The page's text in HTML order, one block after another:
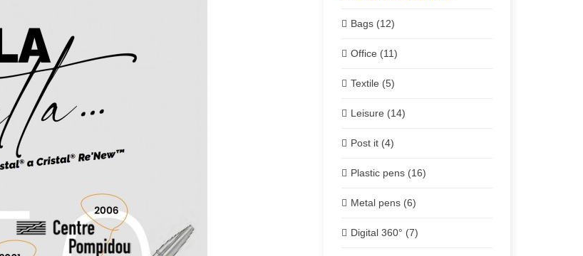
Bags (12)
Office (11)
Textile (5)
Leisure (14)
Post it (4)
Plastic pens (16)
Metal pens (6)
Digital 360° (7)